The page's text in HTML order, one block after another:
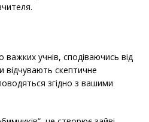
учнів, сподіваючись від
відчувають скептичне
згідно з вашими